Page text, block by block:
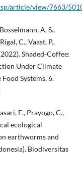
article/view/7663/
A. S.,
C., Vaast, P.,
Shaded-Coffee:
Under Climate
Systems, 6.
E., Prayogo, C.,
ecological
earthworms and
Biodiversitas